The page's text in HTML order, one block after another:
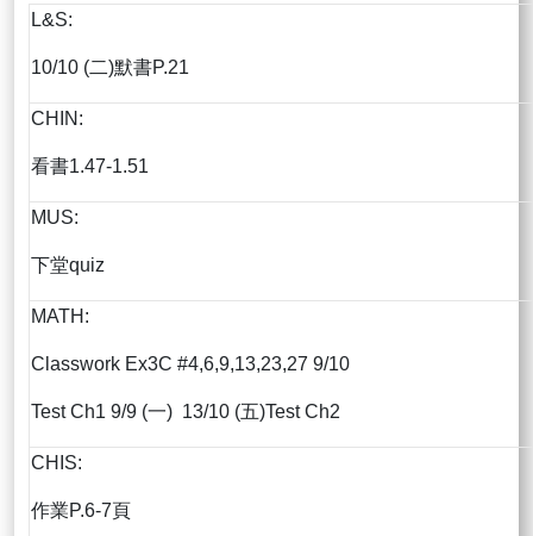
L&S:
10/10 (二)默書P.21
CHIN:
看書1.47-1.51
MUS:
下堂quiz
MATH:
Classwork Ex3C #4,6,9,13,23,27 9/10
Test Ch1 9/9 (一) 13/10 (五)Test Ch2
CHIS:
作業P.6-7頁